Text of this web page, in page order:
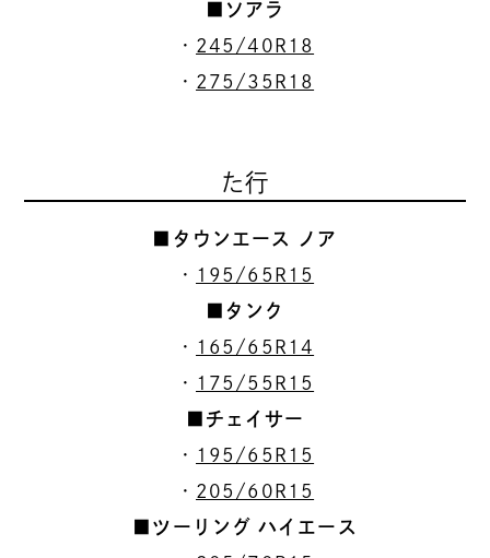
■ソアラ
・ 245/40R18
・ 275/35R18
た行
■タウンエース ノア
・ 195/65R15
■タンク
・ 165/65R14
・ 175/55R15
■チェイサー
・ 195/65R15
・ 205/60R15
■ツーリング ハイエース